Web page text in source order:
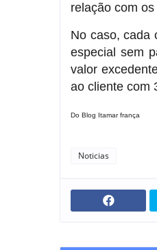
relação com
No caso, cada
especial sem
valor
ao cliente com
Do Blog Itamar frança
Noticias